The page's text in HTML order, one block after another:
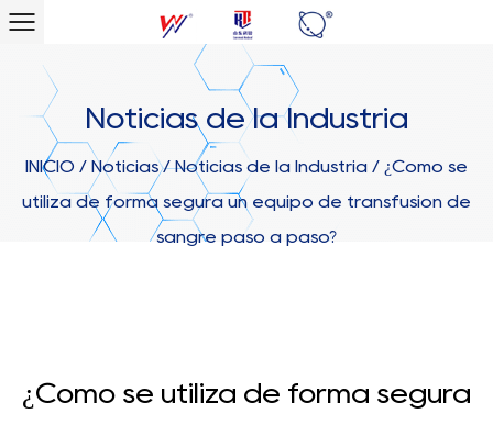
Noticias de la Industria
INICIO / Noticias/Noticias de la Industria / ¿Cómo se
utiliza de forma segura un equipo de transfusión de
sangre paso a paso?
¿Cómo se utiliza de forma segura